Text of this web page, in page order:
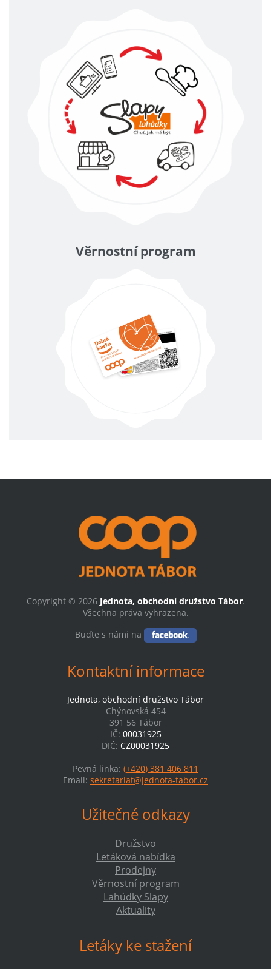
Věrnostní program
Copyright © 2026 Jednota, obchodní družstvo Tábor.
Všechna práva vyhrazena.
Buďte s námi na
Kontaktní informace
Jednota, obchodní družstvo Tábor
Chýnovská 454
391 56 Tábor
IČ: 00031925
DIČ: CZ00031925
Pevná linka: (+420) 381 406 811
Email: sekretariat@jednota-tabor.cz
Užitečné odkazy
Družstvo
Letáková nabídka
Prodejny
Věrnostní program
Lahůdky Slapy
Aktuality
Letáky ke stažení